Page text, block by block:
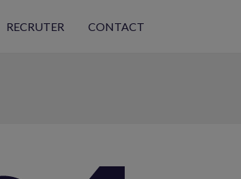
RECRUTER CONTACT